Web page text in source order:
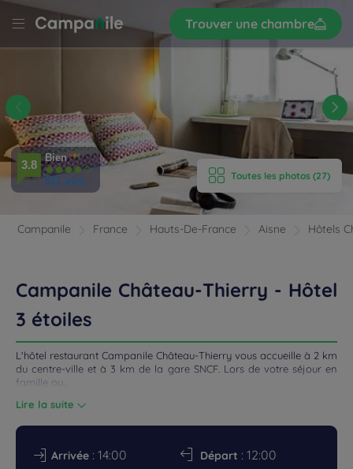
Trouver une chambre
S’inscrire
AVIS
Toutes les photos (27)
3.8
Bien
821 avis
Campanile France Hauts-De-France Aisne Hôtels
Campanile Château-Thierry - Hôtel
3 étoiles
L'hôtel restaurant Campanile Château-Thierry vous accueille à 2 km
du centre-ville et à 3 km de la gare SNCF. Lors de votre séjour en
famille ou...
Lire la suite
Arrivée : 14:00 Départ : 12:00